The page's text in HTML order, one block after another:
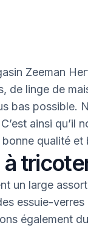
Zeeman
de linge de
bas possible.
ainsi qu’il
qualité et
à
un large
essuie-
également